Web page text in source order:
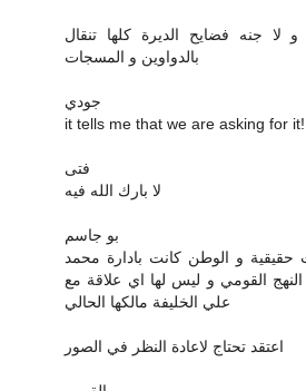
جنه فضايح الديرة كلها تنقال
بالدواوين و المسجات
جودي
it tells me that we are asking for it!
فتى
لا بارك الله فيه
بو جاسم
حقيقية و الوطن كانت بادارة محمد
القومي و ليس لها اي علاقة مع
علي الخليفة مالكها الحالي
اعتقد تحتاج لاعادة النظر في الصور